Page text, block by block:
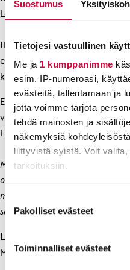
Suostumus
Tietojesi vastuullinen
Me ja 1 kumppanimme
esim. IP-numeroasi,
evästeitä, tallentamaan ja
jotta voimme tarjota
tehdä mainosten ja
näkemyksiä
liittyvistä syistä. Voit
tarkoituksiin.
voit määrittää asetuksesi
Suostumuksen
valinta
Pakolliset evästeet
Toiminnalliset evästeet
Lempisanontani onkin:
“Kyllä
JHL:n järjestäytymis- ja
ensi vuonna 8.–9.6.2027.
kokouksen ensimmäisenä
Edustajisto on liiton ylin
vaaleilla valittua jäsentä.
Edustajistovaalit käydään
Mari Keturilla on 20 vuoden
on koulutukseltaan juristi, ja
monipuolisista työmarkkinoiden
sekä laajasta kokemuksesta
Lisätietoja:
Mari Keturi, p. 050 461 9315